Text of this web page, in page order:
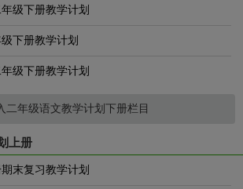
级下册教学计划
下册教学计划
级下册教学计划
二年级语文教学计划下册栏目
上册
末复习教学计划